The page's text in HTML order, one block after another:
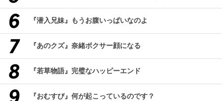
『潜入兄妹』もうお腹いっぱいなのよ
『あのクズ』奈緒ボクサー顔になる
『若草物語』完璧なハッピーエンド
『おむすび』何が起こっているのです？